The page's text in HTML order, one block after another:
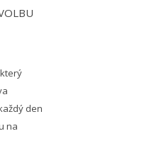
den
na